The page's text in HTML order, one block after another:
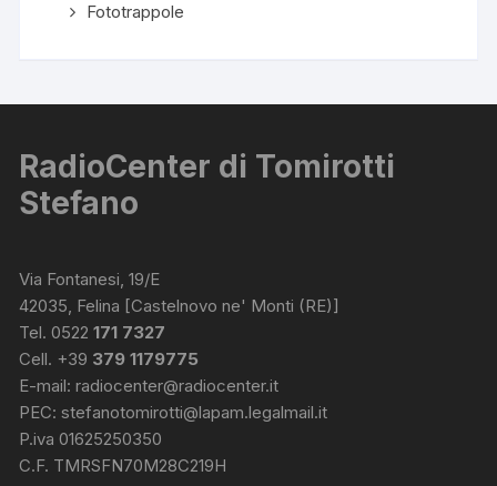
Fototrappole
RadioCenter di Tomirotti
Stefano
Via Fontanesi, 19/E
42035, Felina [Castelnovo ne' Monti (RE)]
Tel. 0522171 7327
Cell. +39 379 1179775
E-mail:radiocenter@radiocenter.it
PEC:stefanotomirotti@lapam.legalmail.it
P.iva 01625250350
C.F. TMRSFN70M28C219H